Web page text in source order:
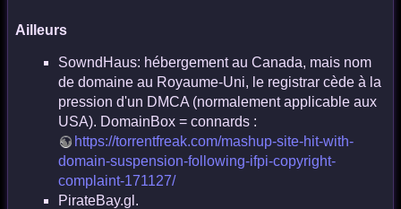
Ailleurs
SowndHaus: hébergement au Canada, mais nom
de domaine au Royaume-Uni, le registrar cède à la
pression d'un DMCA (normalement applicable aux
USA). DomainBox = connards :
https://torrentfreak.com/mashup-site-hit-with-
domain-suspension-following-ifpi-copyright-
complaint-171127/
PirateBay.gl.